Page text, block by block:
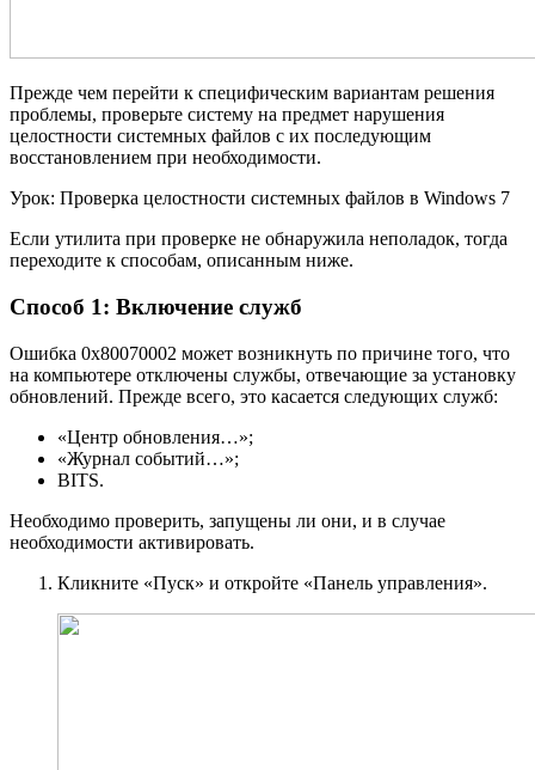
Прежде чем перейти к специфическим вариантам решения
проблемы, проверьте систему на предмет нарушения
целостности системных файлов с их последующим
восстановлением при необходимости.
Урок: Проверка целостности системных файлов в Windows 7
Если утилита при проверке не обнаружила неполадок, тогда
переходите к способам, описанным ниже.
Способ 1: Включение служб
Ошибка 0x80070002 может возникнуть по причине того, что
на компьютере отключены службы, отвечающие за установку
обновлений. Прежде всего, это касается следующих служб:
«Центр обновления…»;
«Журнал событий…»;
BITS.
Необходимо проверить, запущены ли они, и в случае
необходимости активировать.
Кликните «Пуск» и откройте «Панель управления».